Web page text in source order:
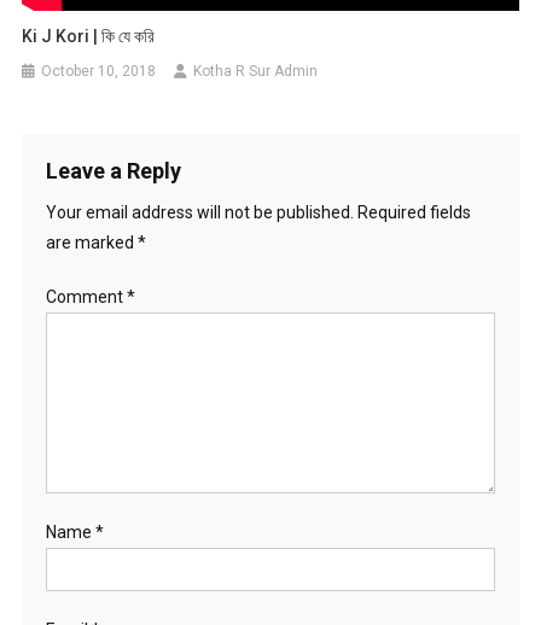
Ki J Kori | কি যে করি
October 10, 2018 Kotha R Sur Admin
Leave a Reply
Your email address will not be published.
Required fields
are marked *
Comment*
Name *